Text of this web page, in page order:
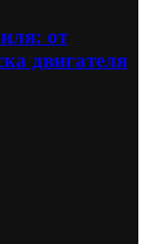
от
двигателя